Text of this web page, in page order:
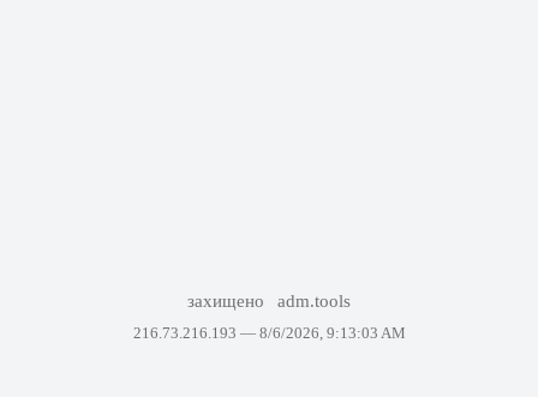
захищено adm.tools
216.73.216.193 — 8/6/2026, 9:13:03 AM